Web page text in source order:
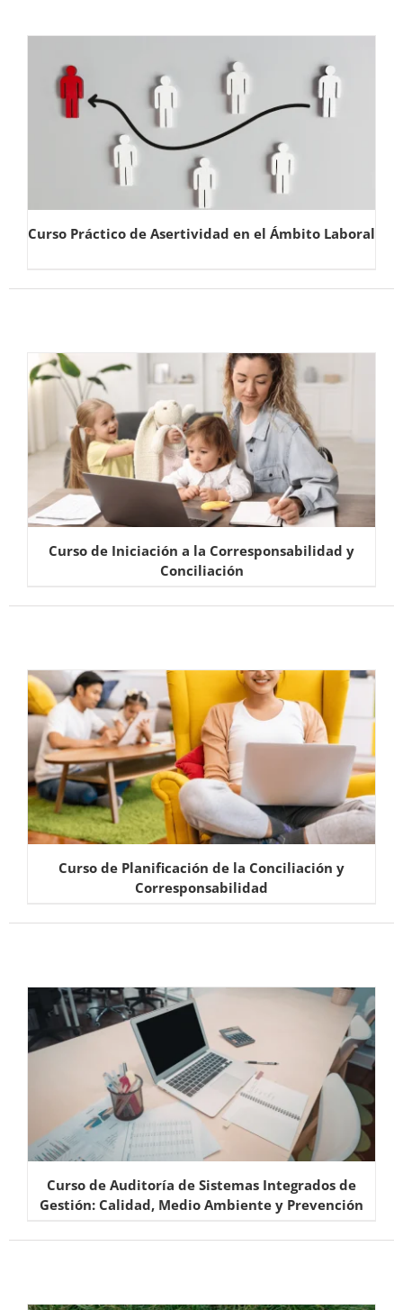
Curso Práctico de Asertividad en el Ámbito Laboral
Curso de Iniciación a la Corresponsabilidad y
Conciliación
Curso de Planificación de la Conciliación y
Corresponsabilidad
Curso de Auditoría de Sistemas Integrados de
Gestión: Calidad, Medio Ambiente y Prevención